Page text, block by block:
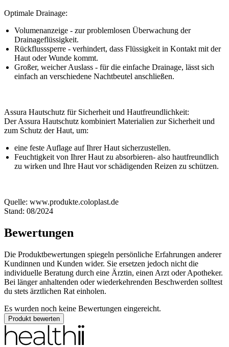
Optimale Drainage:
Volumenanzeige - zur problemlosen Überwachung der
Drainageflüssigkeit.
Rückflusssperre - verhindert, dass Flüssigkeit in Kontakt mit der
Haut oder Wunde kommt.
Großer, weicher Auslass - für die einfache Drainage, lässt sich
einfach an verschiedene Nachtbeutel anschließen.
Assura Hautschutz für Sicherheit und Hautfreundlichkeit:
Der Assura Hautschutz kombiniert Materialien zur Sicherheit und
zum Schutz der Haut, um:
eine feste Auflage auf Ihrer Haut sicherzustellen.
Feuchtigkeit von Ihrer Haut zu absorbieren- also hautfreundlich
zu wirken und Ihre Haut vor schädigenden Reizen zu schützen.
Quelle: www.produkte.coloplast.de
Stand: 08/2024
Bewertungen
Die Produktbewertungen spiegeln persönliche Erfahrungen anderer
Kundinnen und Kunden wider. Sie ersetzen jedoch nicht die
individuelle Beratung durch eine Ärztin, einen Arzt oder Apotheker.
Bei länger anhaltenden oder wiederkehrenden Beschwerden solltest
du stets ärztlichen Rat einholen.
Es wurden noch keine Bewertungen eingereicht.
Produkt bewerten